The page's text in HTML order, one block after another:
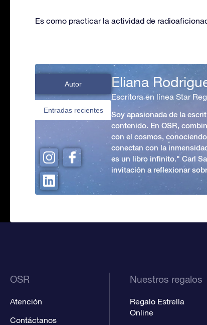
Es como practicar la actividad de
Autor
Entradas recientes
Eliana
Escritora en línea Star
Soy apasionada de la
contenido. En OSR,
con el cosmos,
conectan con la
es un libro infinito." Carl
invitación a reflexionar
OSR
Atención
Contáctanos
Nuestros regalos
Regalo Estrella
Online